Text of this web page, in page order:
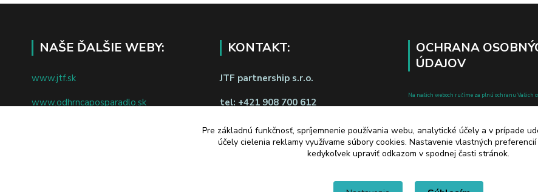
NAŠE ĎALŠIE WEBY:
www.jtf.sk
www.odhrncaposparadlo.sk
KONTAKT:
JTF partnership s.r.o.
tel: +421 908 700 612
napíšte nám
Odstúpiť od zmluvy tu
OCHRANA
ÚDAJOV
Na našich weboch ručíme za plnú ochranu Vašich
chránené v zmysle zákona č.122/2013 Z.z. o
a o zmene a doplnení niektorých zákonov.
Pre základnú funkčnosť, spríjemnenie používania webu, analytické účely a v prípade
účely cielenia reklamy využívame súbory cookies. Nastavenie vlastných
kedykoľvek upraviť odkazom v spodnej časti stránok.